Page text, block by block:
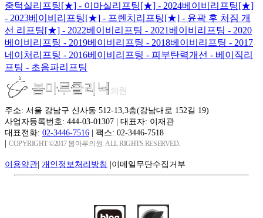
중턱실리프팅[★] - 이마실리프팅[★] - 2024베이비리프팅[★]
- 2023베이비리프팅[★] - 프렌치리프팅[★] - 윤곽 후 처짐 개
선 리프팅[★] - 2022베이비리프팅 - 2021베이비리프팅 - 2020
베이비리프팅 - 2019베이비리프팅 - 2018베이비리프팅 - 2017
네이처리프팅 - 2016베이비리프팅 - 피부탄력개선 - 베이직리
프팅 - 초음파리프팅
주소: 서울 강남구 신사동 512-13,3층(강남대로 152길 19)
사업자등록번호: 444-03-01307 | 대표자: 이재관
대표전화: 02-3446-7516 | 팩스: 02-3446-7518
| COPYRIGHT ©2017 봄마루의원. ALL RIGHTS RESERVED.
이용약관| 개인정보처리방침 |이메일무단수집거부